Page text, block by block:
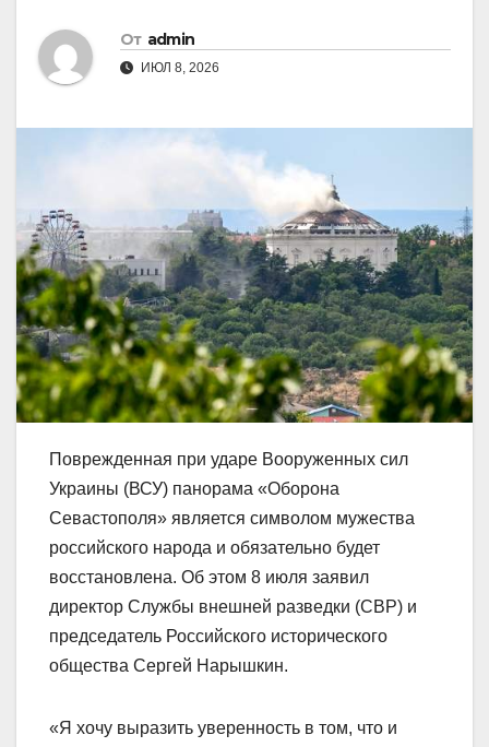
От admin
ИЮЛ 8, 2026
Поврежденная при ударе Вооруженных сил
Украины (ВСУ) панорама «Оборона
Севастополя» является символом мужества
российского народа и обязательно будет
восстановлена. Об этом 8 июля заявил
директор Службы внешней разведки (СВР) и
председатель Российского исторического
общества Сергей Нарышкин.
«Я хочу выразить уверенность в том, что и